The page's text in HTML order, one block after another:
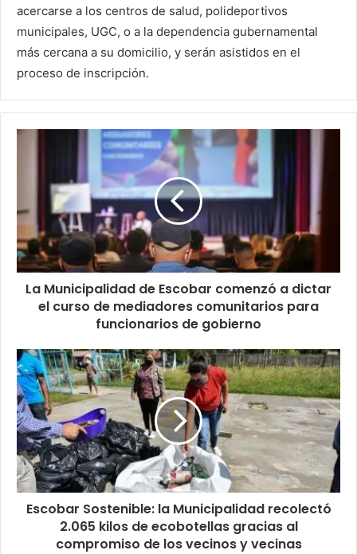
acercarse a los centros de salud, polideportivos
municipales, UGC, o a la dependencia gubernamental
más cercana a su domicilio, y serán asistidos en el
proceso de inscripción.
La Municipalidad de Escobar comenzó a dictar
el curso de mediadores comunitarios para
funcionarios de gobierno
Escobar Sostenible: la Municipalidad recolectó
2.065 kilos de ecobotellas gracias al
compromiso de los vecinos y vecinas